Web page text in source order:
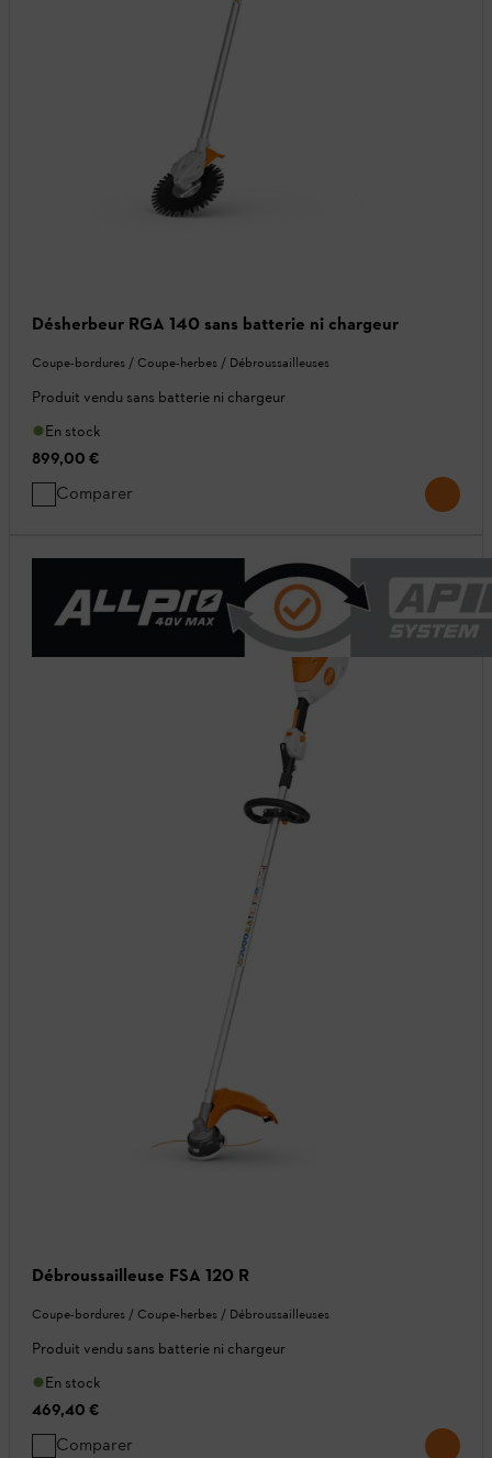
Désherbeur RGA 140 sans batterie ni chargeur
Coupe-bordures / Coupe-herbes / Débroussailleuses
Produit vendu sans batterie ni chargeur
En stock
899,00 €
Comparer
Débroussailleuse FSA 120 R
Coupe-bordures / Coupe-herbes / Débroussailleuses
Produit vendu sans batterie ni chargeur
En stock
469,40 €
Comparer